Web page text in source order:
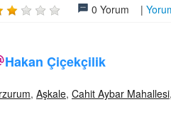
0 Yorum |
Hakan Çiçekçilik
, Aşkale, Cahit Aybar Mahallesi